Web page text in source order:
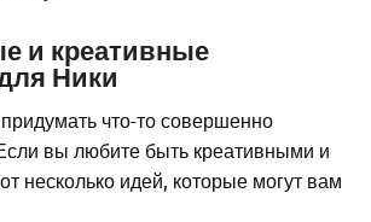
и креативные
Ники
что-то совершенно
вы любите быть креативными и
несколько идей, которые могут вам